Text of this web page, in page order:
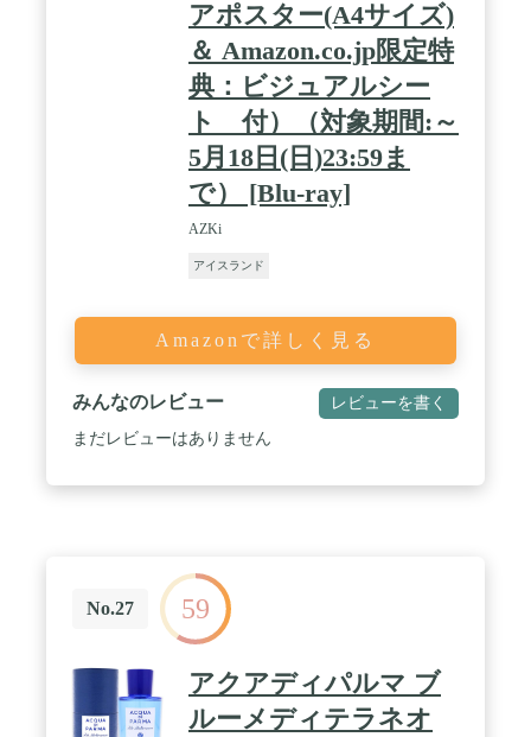
アポスター(A4サイズ)
＆ Amazon.co.jp限定特
典：ビジュアルシー
ト 付）（対象期間:～
5月18日(日)23:59ま
で） [Blu-ray]
AZKi
アイスランド
Amazonで詳しく見る
みんなのレビュー レビューを書く
まだレビューはありません
No.27 59
アクアディパルマ ブ
ルーメディテラネオ